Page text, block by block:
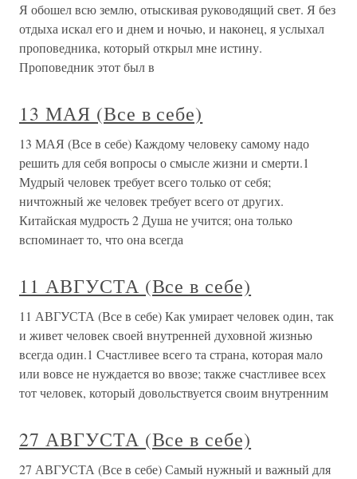
Я обошел всю землю, отыскивая руководящий свет. Я без
отдыха искал его и днем и ночью, и наконец, я услыхал
проповедника, который открыл мне истину.
Проповедник этот был в
13 МАЯ (Все в себе)
13 МАЯ (Все в себе) Каждому человеку самому надо
решить для себя вопросы о смысле жизни и смерти.1
Мудрый человек требует всего только от себя;
ничтожный же человек требует всего от других.
Китайская мудрость 2 Душа не учится; она только
вспоминает то, что она всегда
11 АВГУСТА (Все в себе)
11 АВГУСТА (Все в себе) Как умирает человек один, так
и живет человек своей внутренней духовной жизнью
всегда один.1 Счастливее всего та страна, которая мало
или вовсе не нуждается во ввозе; также счастливее всех
тот человек, который довольствуется своим внутренним
27 АВГУСТА (Все в себе)
27 АВГУСТА (Все в себе) Самый нужный и важный для